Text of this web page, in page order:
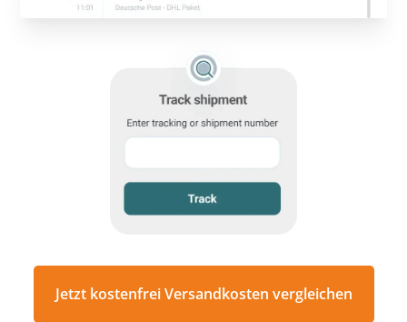
Jetzt kostenfrei Versandkosten vergleichen